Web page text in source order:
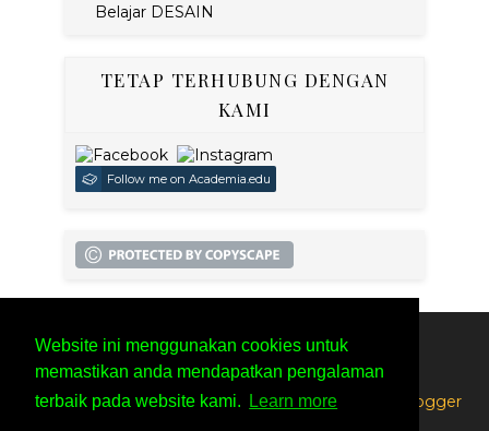
Website ini menggunakan cookies untuk
memastikan anda mendapatkan pengalaman
terbaik pada website kami.
Learn more
Belajar DESAIN
TETAP TERHUBUNG DENGAN
KAMI
Follow me on Academia.edu
SITEMAP PRIVACY POLICY
Created BySoraTemplates| Distributed By Free Blogger